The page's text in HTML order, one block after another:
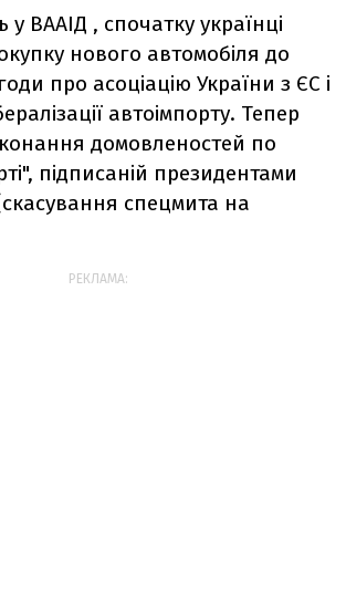
ВААІД , спочатку українці
нового автомобіля до
про асоціацію України з ЄС і
автоімпорту. Тепер
домовленостей по
підписаній президентами
спецмита на
РЕКЛАМА: